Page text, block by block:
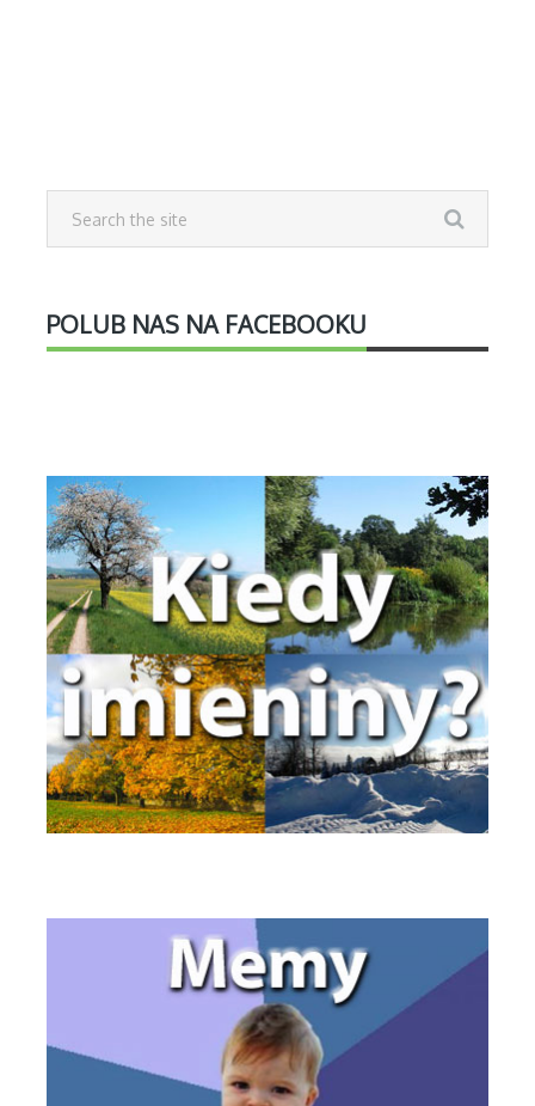
POLUB NAS NA FACEBOOKU